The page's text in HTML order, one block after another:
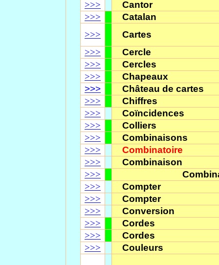
>>>
Cantor
>>>
Catalan
>>>
Cartes
>>>
Cercle
>>>
Cercles
>>>
Chapeaux
>>>
Château de cartes
>>>
Chiffres
>>>
Coïncidences
>>>
Colliers
>>>
Combinaisons
>>>
Combinatoire
>>>
Combinaison
>>>
>>>
Compter
>>>
Compter
>>>
Conversion
>>>
Cordes
>>>
Cordes
>>>
Couleurs